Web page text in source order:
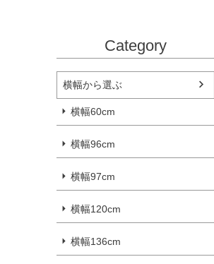
Category
横幅から選ぶ
横幅60cm
横幅96cm
横幅97cm
横幅120cm
横幅136cm